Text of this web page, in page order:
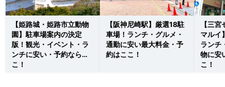
【姫路城・姫路市立動物
園】駐車場案内の決定
版！観光・イベント・ラ
ンチに安い・予約ならこ
こ！
【阪神尼崎駅】厳選18駐
車場！ランチ・グルメ・
通勤に安い最大料金・予
約はここ！
【三
マルイ
ランチ
物に安
こ！